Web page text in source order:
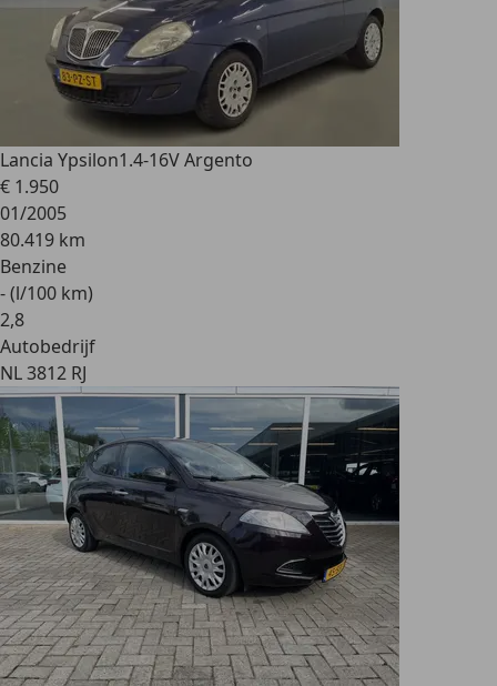
Lancia Ypsilon1.4-16V Argento
€ 1.950
01/2005
80.419 km
Benzine
- (l/100 km)
2,8
Autobedrijf
NL 3812 RJ